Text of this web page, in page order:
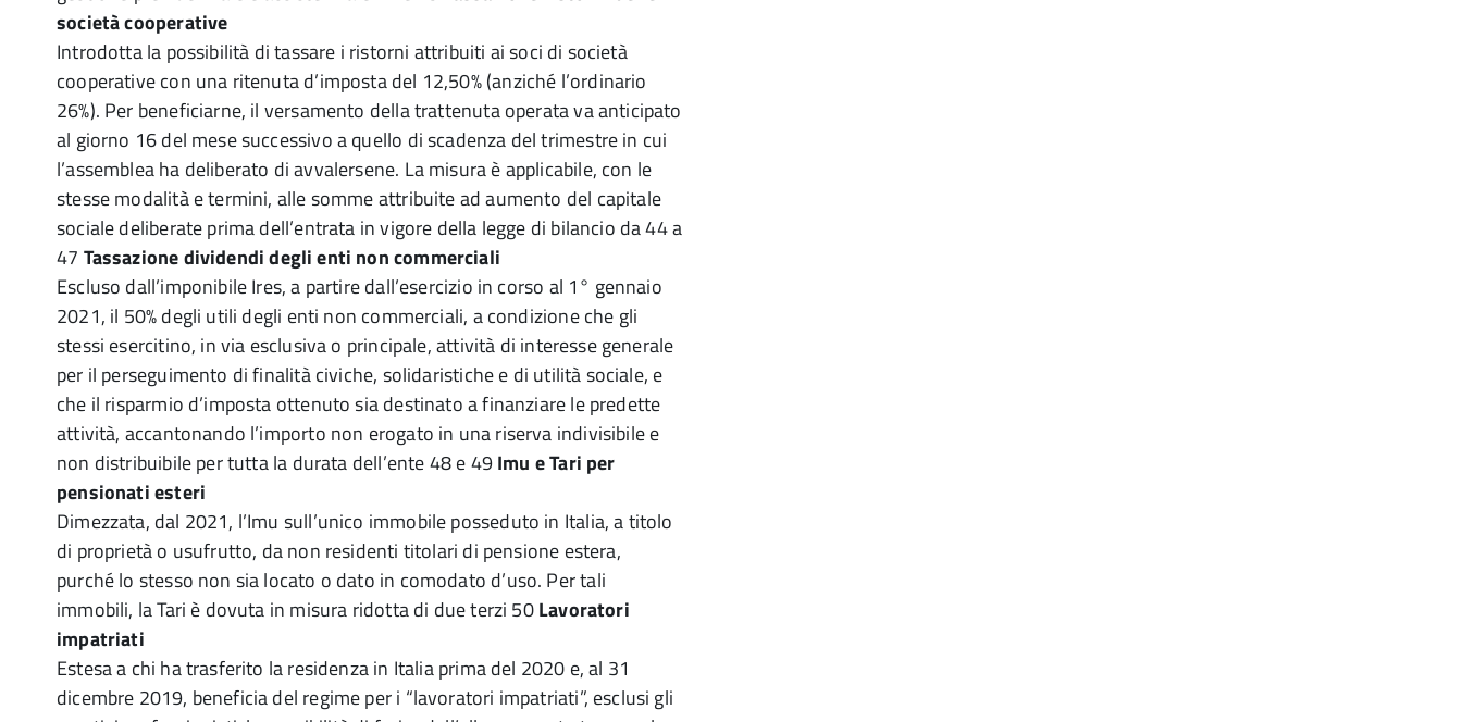
società cooperative
Introdotta la possibilità di tassare i ristorni attribuiti ai soci di società
cooperative con una ritenuta d’imposta del 12,50% (anziché l’ordinario
26%). Per beneficiarne, il versamento della trattenuta operata va anticipato
al giorno 16 del mese successivo a quello di scadenza del trimestre in cui
l’assemblea ha deliberato di avvalersene. La misura è applicabile, con le
stesse modalità e termini, alle somme attribuite ad aumento del capitale
sociale deliberate prima dell’entrata in vigore della legge di bilancio da 44 a
47 Tassazione dividendi degli enti non commerciali
Escluso dall’imponibile Ires, a partire dall’esercizio in corso al 1° gennaio
2021, il 50% degli utili degli enti non commerciali, a condizione che gli
stessi esercitino, in via esclusiva o principale, attività di interesse generale
per il perseguimento di finalità civiche, solidaristiche e di utilità sociale, e
che il risparmio d’imposta ottenuto sia destinato a finanziare le predette
attività, accantonando l’importo non erogato in una riserva indivisibile e
non distribuibile per tutta la durata dell’ente 48 e 49Imu e Tari per
pensionati esteri
Dimezzata, dal 2021, l’Imu sull’unico immobile posseduto in Italia, a titolo
di proprietà o usufrutto, da non residenti titolari di pensione estera,
purché lo stesso non sia locato o dato in comodato d’uso. Per tali
immobili, la Tari è dovuta in misura ridotta di due terzi 50Lavoratori
impatriati
Estesa a chi ha trasferito la residenza in Italia prima del 2020 e, al 31
dicembre 2019, beneficia del regime per i “lavoratori impatriati”, esclusi gli